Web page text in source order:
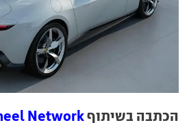
הכתבה בשיתוףNetwork